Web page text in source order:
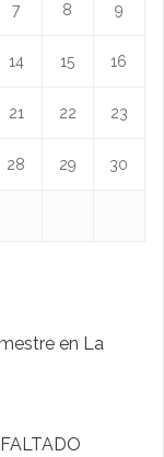
7 8 9
14 15 16
21 22 23
28 29 30
en La